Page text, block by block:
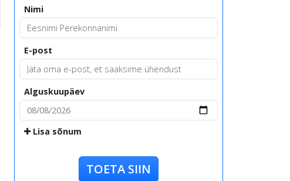
Nimi
E-post
Alguskuupäev
Lisa sõnum
TOETA SIIN